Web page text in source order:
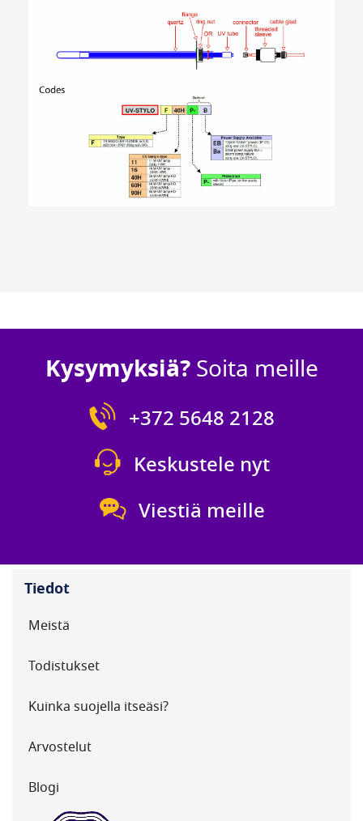
Kysymyksiä?Soita meille
+372 5648 2128
Keskustele nyt
Viestiä meille
Tiedot
Meistä
Todistukset
Kuinka suojella itseäsi?
Arvostelut
Blogi